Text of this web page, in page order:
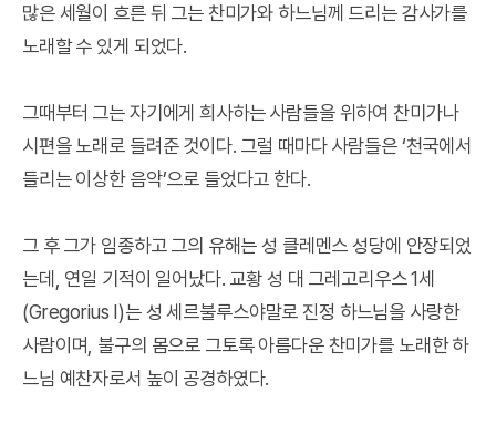
많은 세월이 흐른 뒤 그는 찬미가와 하느님께 드리는 감사가를
노래할 수 있게 되었다.
그때부터 그는 자기에게 희사하는 사람들을 위하여 찬미가나
시편을 노래로 들려준 것이다. 그럴 때마다 사람들은 ‘천국에서
들리는 이상한 음악’으로 들었다고 한다.
그 후 그가 임종하고 그의 유해는 성 클레멘스 성당에 안장되었
는데, 연일 기적이 일어났다. 교황 성 대 그레고리우스 1세
(Gregorius I)는 성 세르불루스야말로 진정 하느님을 사랑한
사람이며, 불구의 몸으로 그토록 아름다운 찬미가를 노래한 하
느님 예찬자로서 높이 공경하였다.